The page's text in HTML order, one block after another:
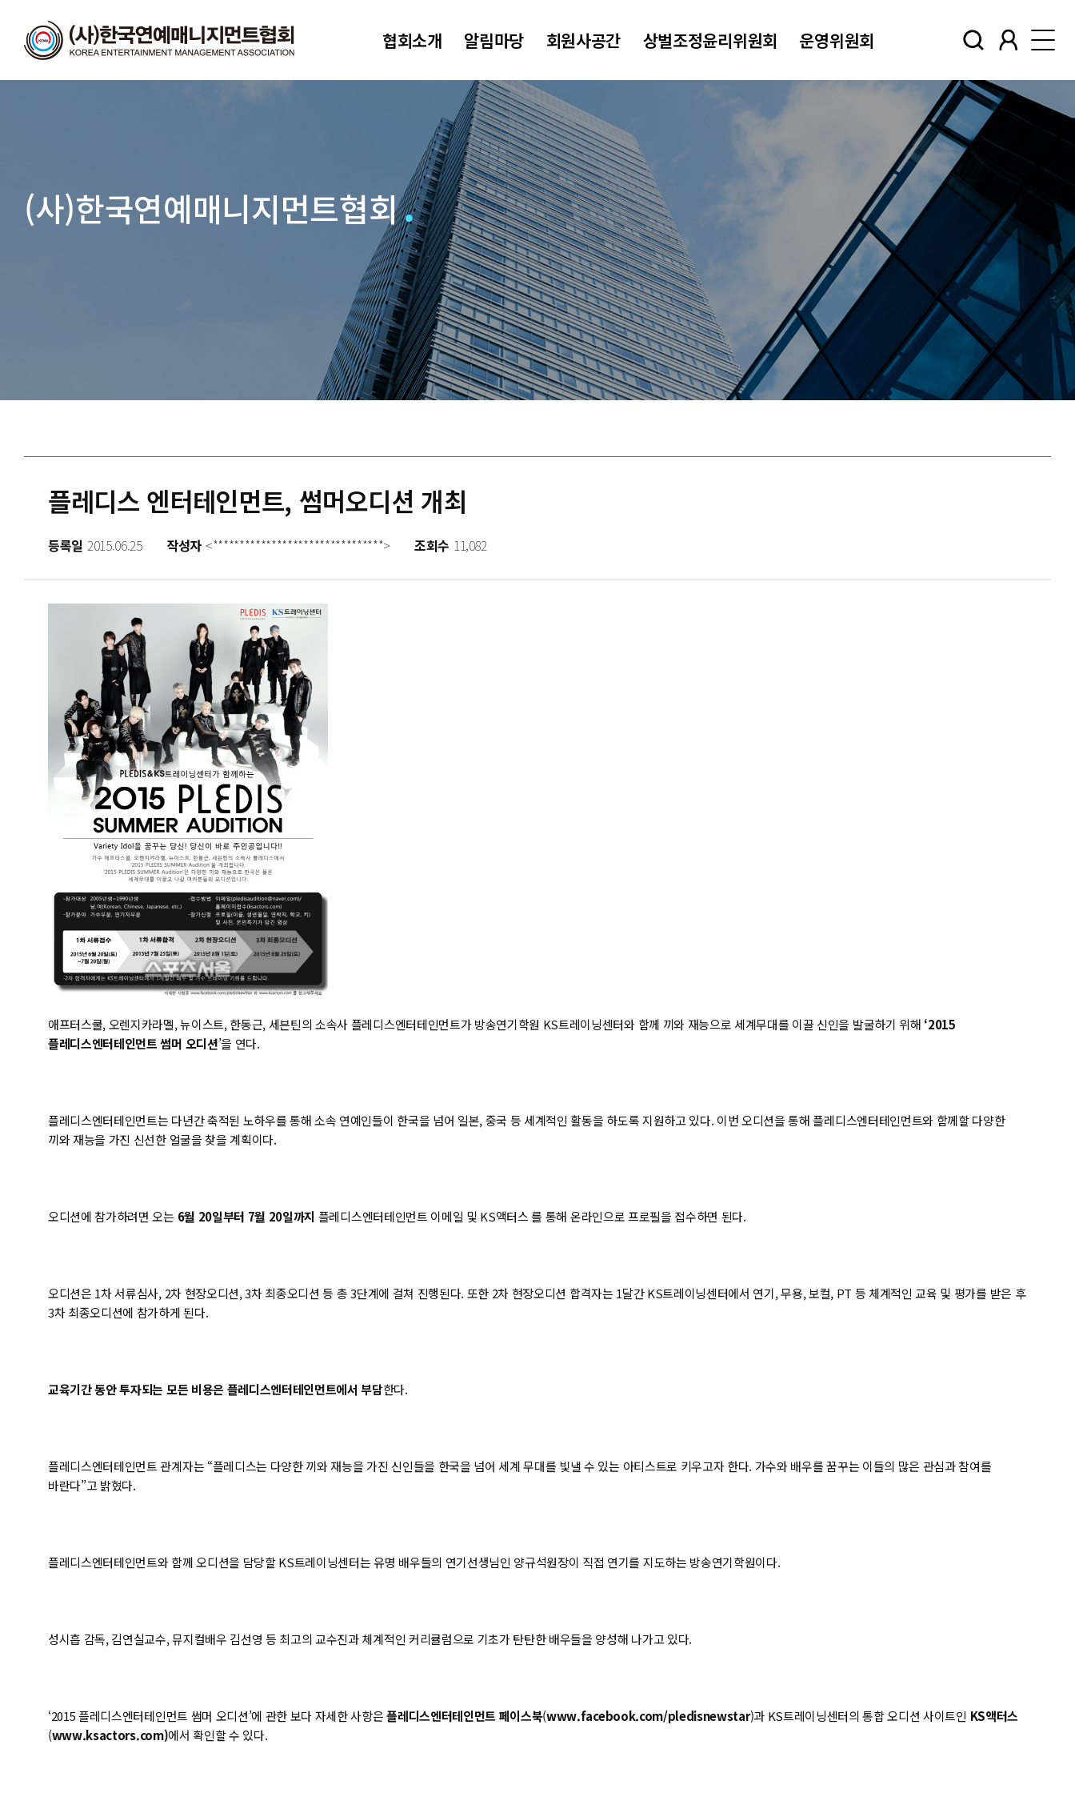
협회소개 알림마당 회원사공간 상벌조정윤리위원회 운영위원회
(사)한국연예매니지먼트협회
플레디스 엔터테인먼트, 썸머오디션 개최
등록일 2015.06.25 작성자 <********************************> 조회수 11,082
애프터스쿨, 오렌지카라멜, 뉴이스트, 한동근, 세븐틴의 소속사 플레디스엔터테인먼트가 방송연기학원 KS트레이닝센터와 함께 끼와 재능으로 세계무대를 이끌 신인을 발굴하기 위해 ‘2015
플레디스엔터테인먼트 썸머 오디션’을 연다.
플레디스엔터테인먼트는 다년간 축적된 노하우를 통해 소속 연예인들이 한국을 넘어 일본, 중국 등 세계적인 활동을 하도록 지원하고 있다. 이번 오디션을 통해 플레디스엔터테인먼트와 함께할 다양한
끼와 재능을 가진 신선한 얼굴을 찾을 계획이다.
오디션에 참가하려면 오는 6월 20일부터 7월 20일까지 플레디스엔터테인먼트 이메일 및 KS액터스 를 통해 온라인으로 프로필을 접수하면 된다.
오디션은 1차 서류심사, 2차 현장오디션, 3차 최종오디션 등 총 3단계에 걸쳐 진행된다. 또한 2차 현장오디션 합격자는 1달간 KS트레이닝센터에서 연기, 무용, 보컬, PT 등 체계적인 교육 및 평가를 받은 후
3차 최종오디션에 참가하게 된다.
교육기간 동안 투자되는 모든 비용은 플레디스엔터테인먼트에서 부담한다.
플레디스엔터테인먼트 관계자는 “플레디스는 다양한 끼와 재능을 가진 신인들을 한국을 넘어 세계 무대를 빛낼 수 있는 아티스트로 키우고자 한다. 가수와 배우를 꿈꾸는 이들의 많은 관심과 참여를
바란다”고 밝혔다.
플레디스엔터테인먼트와 함께 오디션을 담당할 KS트레이닝센터는 유명 배우들의 연기선생님인 양규석원장이 직접 연기를 지도하는 방송연기학원이다.
성시흡 감독, 김연실교수, 뮤지컬배우 김선영 등 최고의 교수진과 체계적인 커리큘럼으로 기초가 탄탄한 배우들을 양성해 나가고 있다.
‘2015 플레디스엔터테인먼트 썸머 오디션’에 관한 보다 자세한 사항은플레디스엔터테인먼트 페이스북(www.facebook.com/pledisnewstar)과 KS트레이닝센터의 통합 오디션 사이트인 KS액터스
(www.ksactors.com)에서 확인할 수 있다.